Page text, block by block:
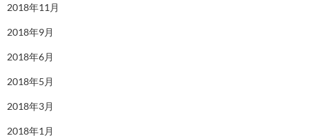
2018年11月
2018年9月
2018年6月
2018年5月
2018年3月
2018年1月